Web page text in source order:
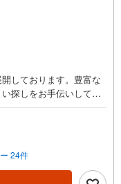
しております。豊富な
探しをお手伝いしてお
中無理のない住宅ロー
用の概算も行っており
ドバイスをさせて頂き
。
24件